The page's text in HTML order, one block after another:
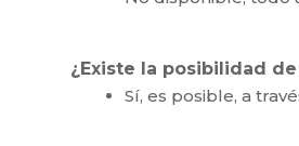
¿Existe la posibilidad
Sí, es posible, a